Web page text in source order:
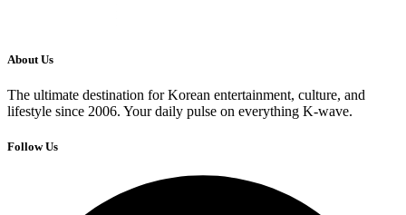
About Us
The ultimate destination for Korean entertainment, culture, and
lifestyle since 2006. Your daily pulse on everything K-wave.
Follow Us